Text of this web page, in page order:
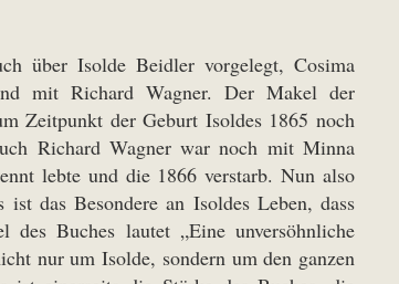
über Isolde Beidler vorgelegt, Cosima
mit Richard Wagner. Der Makel der
Zeitpunkt der Geburt Isoldes 1865 noch
Richard Wagner war noch mit Minna
lebte und die 1866 verstarb. Nun also
das Besondere an Isoldes Leben, dass
Buches lautet „Eine unversöhnliche
nur um Isolde, sondern um den ganzen